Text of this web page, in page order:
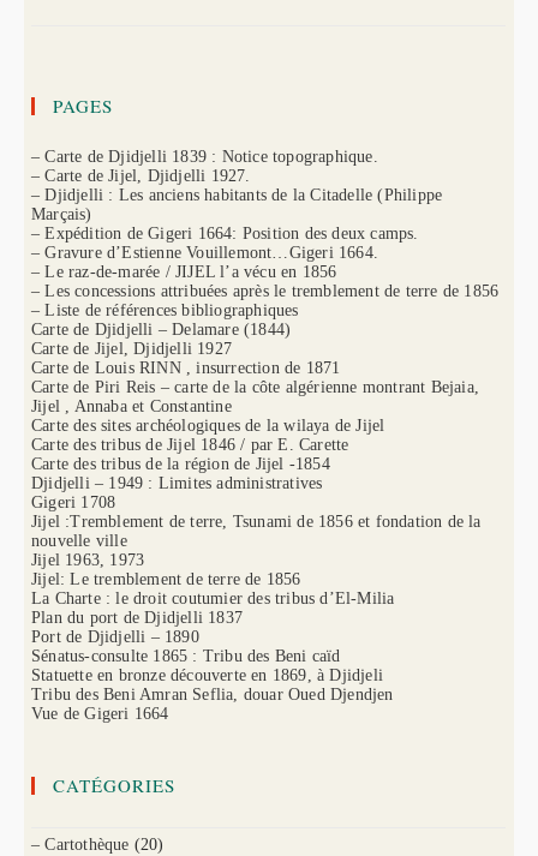
PAGES
– Carte de Djidjelli 1839 : Notice topographique.
– Carte de Jijel, Djidjelli 1927.
– Djidjelli : Les anciens habitants de la Citadelle (Philippe
Marçais)
– Expédition de Gigeri 1664: Position des deux camps.
– Gravure d’Estienne Vouillemont…Gigeri 1664.
– Le raz-de-marée / JIJEL l’a vécu en 1856
– Les concessions attribuées après le tremblement de terre de 1856
– Liste de références bibliographiques
Carte de Djidjelli – Delamare (1844)
Carte de Jijel, Djidjelli 1927
Carte de Louis RINN , insurrection de 1871
Carte de Piri Reis – carte de la côte algérienne montrant Bejaia,
Jijel , Annaba et Constantine
Carte des sites archéologiques de la wilaya de Jijel
Carte des tribus de Jijel 1846 / par E. Carette
Carte des tribus de la région de Jijel -1854
Djidjelli – 1949 : Limites administratives
Gigeri 1708
Jijel :Tremblement de terre, Tsunami de 1856 et fondation de la
nouvelle ville
Jijel 1963, 1973
Jijel: Le tremblement de terre de 1856
La Charte : le droit coutumier des tribus d’El-Milia
Plan du port de Djidjelli 1837
Port de Djidjelli – 1890
Sénatus-consulte 1865 : Tribu des Beni caïd
Statuette en bronze découverte en 1869, à Djidjeli
Tribu des Beni Amran Seflia, douar Oued Djendjen
Vue de Gigeri 1664
CATÉGORIES
– Cartothèque (20)